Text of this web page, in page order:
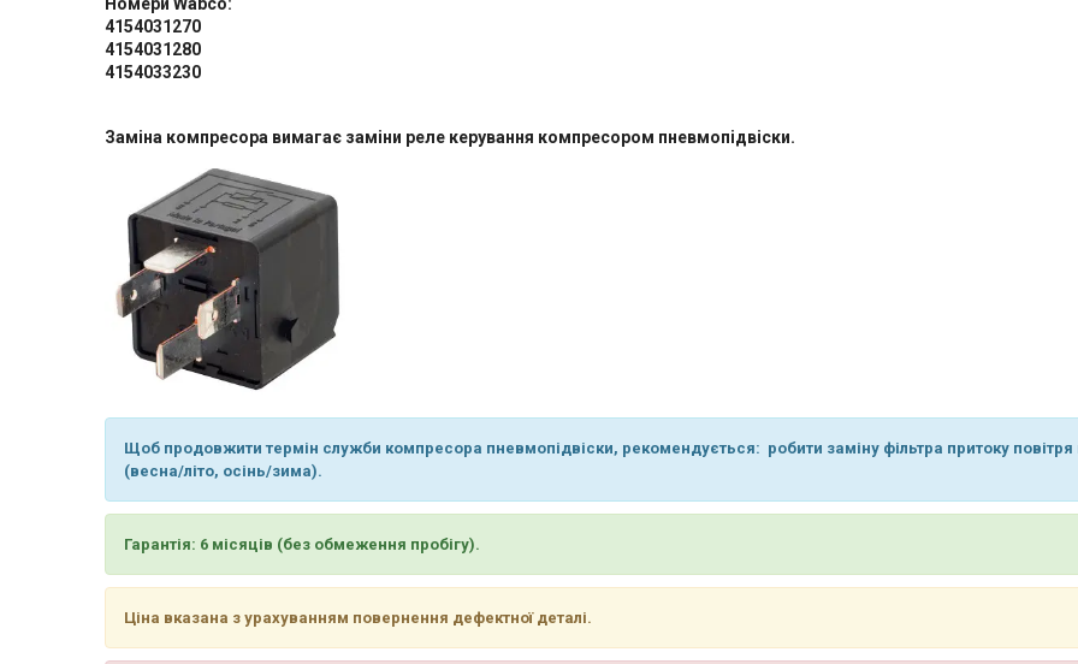
4154031270
4154031280
4154033230
Заміна компресора вимагає заміни реле керування компресором пневмопідвіски.
Щоб продовжити термін служби компресора пневмопідвіски, рекомендується: робити заміну фільтра притоку повітря
(весна/літо, осінь/зима).
Гарантія: 6 місяців (без обмеження пробігу).
Ціна вказана з урахуванням повернення дефектної деталі.